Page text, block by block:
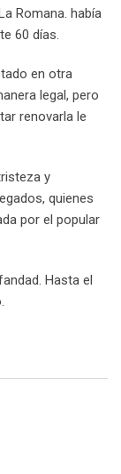
Romana. había
60 días.
en otra
legal, pero
renovarla le
y
quienes
por el popular
Hasta el